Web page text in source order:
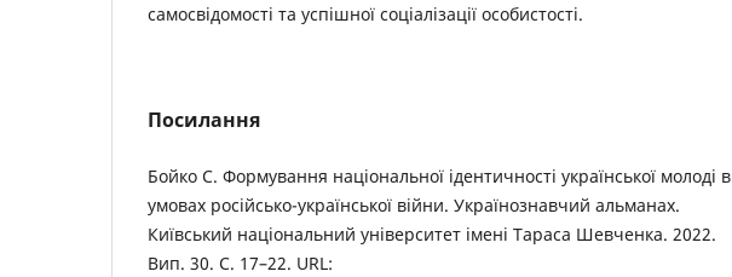
самосвідомості та успішної соціалізації особистості.
Посилання
Бойко С. Формування національної ідентичності української молоді в
умовах російсько-української війни. Українознавчий альманах.
Київський національний університет імені Тараса Шевченка. 2022.
Вип. 30. С. 17–22. URL: